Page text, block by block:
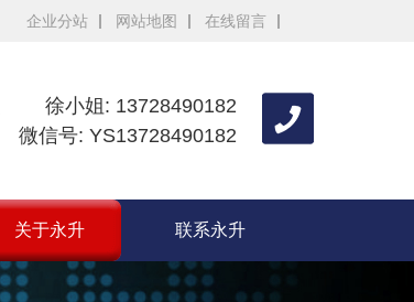
企业分站 网站地图 在线留言
徐小姐: 13728490182
微信号: YS13728490182
关于永升 联系永升